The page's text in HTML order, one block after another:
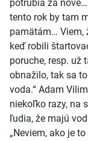
potrubia za
tento rok by tam
pamätám… Viem,
keď robili
poruche, resp. už
obnažilo, tak sa
voda.“ Adam
niekoľko razy, na
ľudia, že majú
„Neviem, ako je